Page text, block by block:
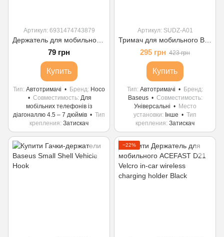
Артикул: 6931474743879
79 грн
Купить
Тип Автотримачі Бренд Hoco
Совместимость Для
мобільних телефонів із
діагоналлю 4.5 – 7 дюймів
Тип
крепления Затискач
Артикул: SUDZ-A01
295 грн 423 грн
Купить
Тип Автотримачі
Бренд
Baseus
Совместимость
Універсальні
Место
установки
Інше
Тип
крепления Затискач
−22%